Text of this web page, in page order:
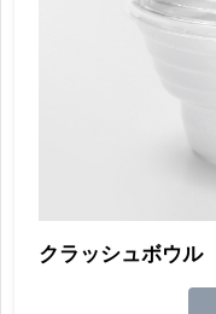
クラッシュボウル